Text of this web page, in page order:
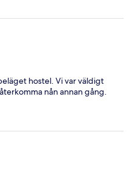
hostel. Vi var väldigt
nån annan gång.